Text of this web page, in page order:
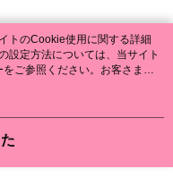
トのCookie使用に関する詳細
設定方法については、当サイト
ご参照ください。お客さま
サイト利用規約のCookieポリ